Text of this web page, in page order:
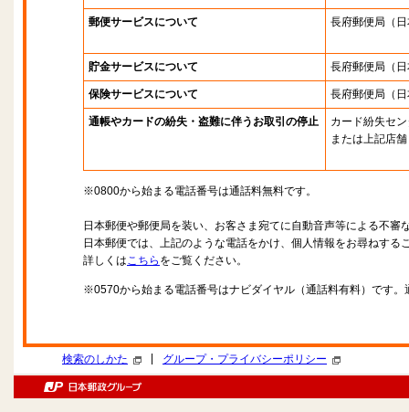
郵便サービスについて 長府郵便局 （
貯金サービスについて 長府郵便局 （
保険サービスについて 長府郵便局 （
通帳やカードの紛失・盗難に伴うお取引の停止
カード紛失セ
または上記店舗
※0800から始まる電話番号は通話料無料です。
日本郵便や郵便局を装い、お客さま宛てに自動音声等による不審
日本郵便では、上記のような電話をかけ、個人情報をお尋ねする
詳しくはこちら をご覧ください。
※0570から始まる電話番号はナビダイヤル（通話料有料）です
検索のしかた グループ・プライバシーポリシー